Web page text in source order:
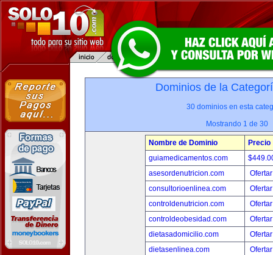
Dominios de la
30 dominios en esta
Mostrando 1 de 30
Nombre de Dominio
Precio
guiamedicamentos.com
asesordenutricion.com
consultorioenlinea.com
controldenutricion.com
controldeobesidad.com
dietasadomicilio.com
dietasenlinea.com